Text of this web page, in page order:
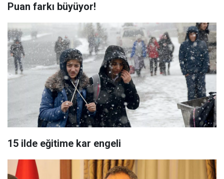
Puan farkı büyüyor!
15 ilde eğitime kar engeli